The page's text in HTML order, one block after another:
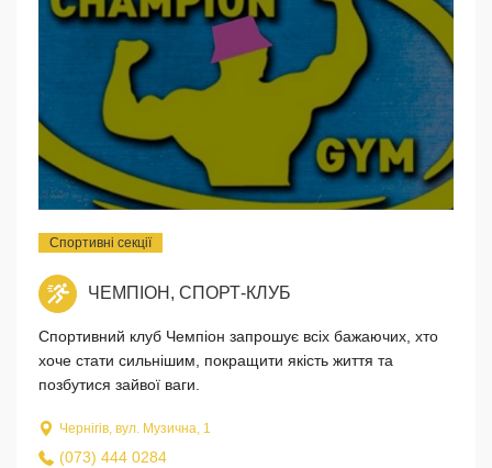
Спортивні секції
ЧЕМПІОН, СПОРТ-КЛУБ
Спортивний клуб Чемпіон запрошує всіх бажаючих, хто
хоче стати сильнішим, покращити якість життя та
позбутися зайвої ваги.
Чернігів, вул. Музична, 1
(073) 444 0284